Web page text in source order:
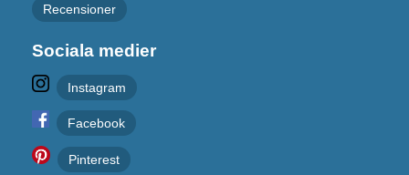
Recensioner
Sociala medier
Instagram
Facebook
Pinterest